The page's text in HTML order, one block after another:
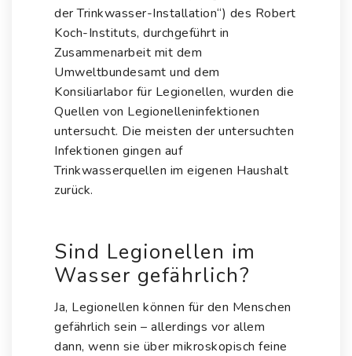
der Trinkwasser-Installation“) des Robert
Koch-Instituts, durchgeführt in
Zusammenarbeit mit dem
Umweltbundesamt und dem
Konsiliarlabor für Legionellen, wurden die
Quellen von Legionelleninfektionen
untersucht. Die meisten der untersuchten
Infektionen gingen auf
Trinkwasserquellen im eigenen Haushalt
zurück.
Sind Legionellen im
Wasser gefährlich?
Ja, Legionellen können für den Menschen
gefährlich sein – allerdings vor allem
dann, wenn sie über mikroskopisch feine